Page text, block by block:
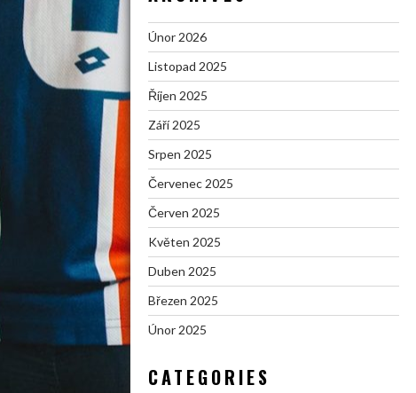
Únor 2026
Listopad 2025
Říjen 2025
Září 2025
Srpen 2025
Červenec 2025
Červen 2025
Květen 2025
Duben 2025
Březen 2025
Únor 2025
CATEGORIES